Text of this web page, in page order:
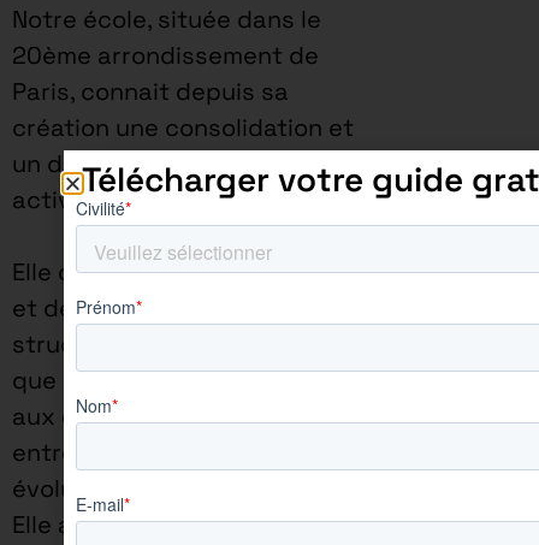
Notre école, située dans le
20ème arrondissement de
Paris, connait depuis sa
création une consolidation et
un développement de ses
activités.
Elle dispose de la souplesse
et de réactivité d’une
structure à taille humaine,
que ce soit pour répondre
aux demandes des
entreprises ou pour faire
évoluer sa pédagogie.
Elle assure une proximité à
Télécharger votre guide